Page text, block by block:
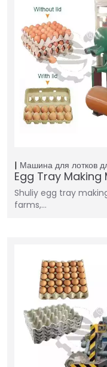
Машина для лотков
Egg Tray Making
Shuliy egg tray
farms,…